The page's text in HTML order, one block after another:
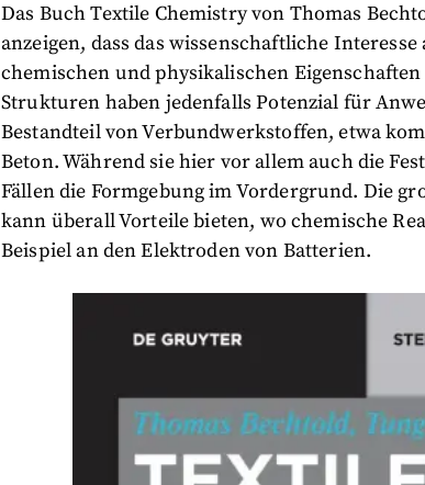
Das Buch Textile Chemistry von Thomas
anzeigen, dass das wissenschaftliche
chemischen und physikalischen
Strukturen haben jedenfalls Potenzial für
Bestandteil von Verbundwerkstoffen, etwa
Beton. Während sie hier vor allem auch die
Fällen die Formgebung im Vordergrund. Die
kann überall Vorteile bieten, wo chemische
Beispiel an den Elektroden von Batterien.